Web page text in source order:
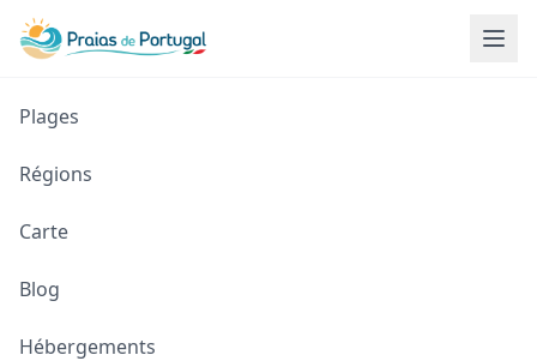
Plages
Régions
Carte
Blog
Hébergements